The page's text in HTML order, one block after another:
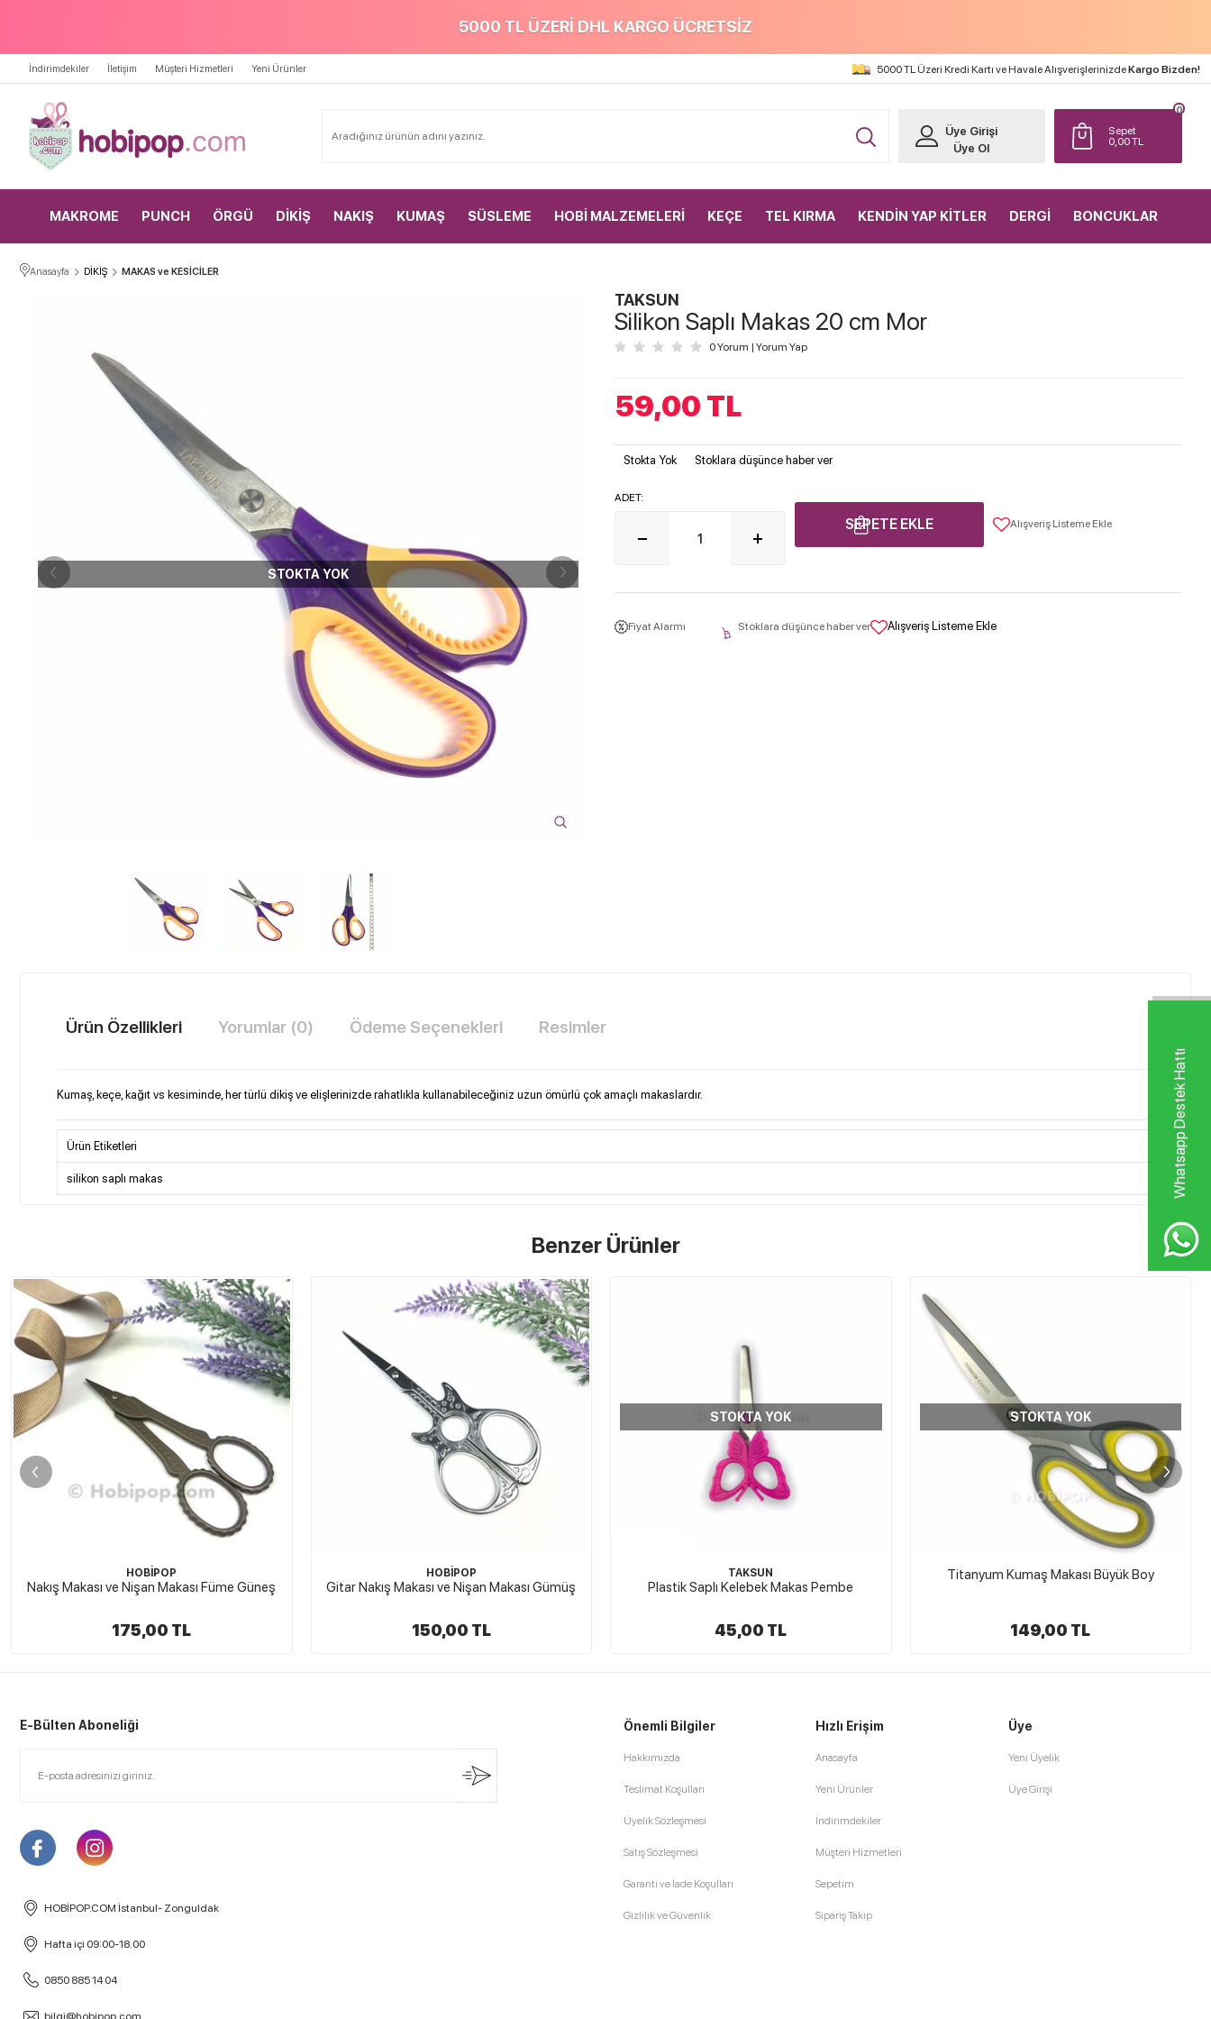
Whatsapp Destek Hattı
5000 TL ÜZERİ DHL KARGO ÜCRETSİZ
İndirimdekiler İletişim Müşteri Hizmetleri Yeni Ürünler 5000 TL Üzeri Kredi Kartı ve Havale AlışverişlerinizdeKargo Bizden!
Sepet
0,00TL
0
Üye Girişi
Üye Ol
MAKROME PUNCH ÖRGÜ DİKİŞ NAKIŞ KUMAŞ SÜSLEME HOBİ MALZEMELERİ KEÇE TEL KIRMA KENDİN YAP KİTLER DERGİ BONCUKLAR
Anasayfa DİKİŞ MAKAS ve KESİCİLER
STOKTA YOK
TAKSUN
Silikon Saplı Makas 20 cm Mor
0 Yorum | Yorum Yap
59,00 TL
Stokta Yok Stoklara düşünce haber ver
ADET:
SEPETE EKLE Alışveriş Listeme Ekle
Fiyat Alarmı Stoklara düşünce haber ver Alışveriş Listeme Ekle
Ürün Özellikleri Yorumlar (0) Ödeme Seçenekleri Resimler
Kumaş, keçe, kağıt vs kesiminde, her türlü dikiş ve elişlerinizde rahatlıkla kullanabileceğiniz uzun ömürlü çok amaçlı makaslardır.
Ürün Etiketleri
silikon saplı makas
Benzer Ürünler
HOBİPOP
Gitar Nakış Makası ve Nişan Makası Gümüş
150,00 TL
STOKTA YOK
TAKSUN
Plastik Saplı Kelebek Makas Pembe
45,00 TL
STOKTA YOK
Titanyum Kumaş Makası Büyük Boy
149,00 TL
STOKTA YOK
HOBİPOP
Nakış ve Söz Makası Antik Füme
240,00 TL
E-Bülten Aboneliği
HOBİPOP.COM İstanbul- Zonguldak
Hafta içi 09:00-18.00
0850 885 14 04
bilgi@hobipop.com
Önemli Bilgiler
Hakkımızda
Teslimat Koşulları
Üyelik Sözleşmesi
Satış Sözleşmesi
Garanti ve İade Koşulları
Gizlilik ve Güvenlik
Hızlı Erişim
Anasayfa
Yeni Ürünler
İndirimdekiler
Müşteri Hizmetleri
Sepetim
Sipariş Takip
Üye
Yeni Üyelik
Üye Girişi